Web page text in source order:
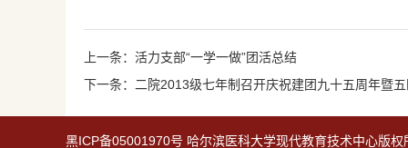
上一条：活力支部“一学一做”团活总结
下一条：二院2013级七年制召开庆祝建团九十五周年暨
黑ICP备05001970号 哈尔滨医科大学现代教育技术中心版权